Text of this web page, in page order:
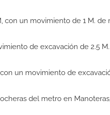
con un movimiento de 1 M.
de excavación de 2.5
con un movimiento de
del metro en